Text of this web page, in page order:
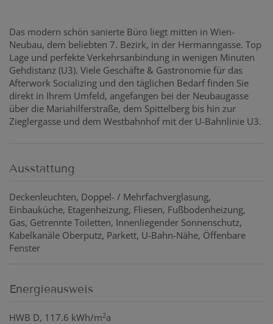
Das modern schön sanierte Büro liegt mitten in Wien-
Neubau, dem beliebten 7. Bezirk, in der Hermanngasse. Top
Lage und perfekte Verkehrsanbindung in wenigen Minuten
Gehdistanz (U3). Viele Geschäfte & Gastronomie für das
Afterwork Socializing und den täglichen Bedarf finden Sie
direkt in Ihrem Umfeld, angefangen bei der Neubaugasse
über die Mariahilferstraße, dem Spittelberg bis hin zur
Zieglergasse und dem Westbahnhof mit der U-Bahnlinie U3.
Ausstattung
Deckenleuchten Doppel- / Mehrfachverglasung
Einbauküche Etagenheizung Fliesen Fußbodenheizung
Gas Getrennte Toiletten Innenliegender Sonnenschutz
Kabelkanäle Oberputz Parkett U-Bahn-Nähe Öffenbare
Fenster
Energieausweis
HWB D, 117.6 kWh/m2a